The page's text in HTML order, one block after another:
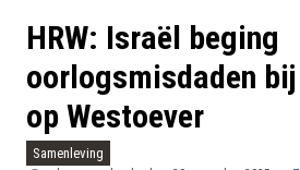
HRW: Israël beging
oorlogsmisdaden
op Westoever
Samenleving